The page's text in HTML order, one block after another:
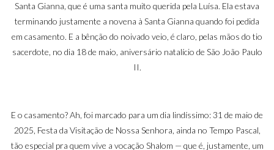
Santa Gianna, que é uma santa muito querida pela Luísa. Ela estava
terminando justamente a novena à Santa Gianna quando foi pedida
em casamento. E a bênção do noivado veio, é claro, pelas mãos do tio
sacerdote, no dia 18 de maio, aniversário natalício de São João Paulo
II.
E o casamento? Ah, foi marcado para um dia lindíssimo: 31 de maio de
2025, Festa da Visitação de Nossa Senhora, ainda no Tempo Pascal,
tão especial pra quem vive a vocação Shalom — que é, justamente, um